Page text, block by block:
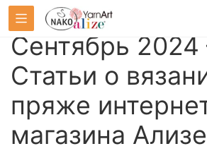
Сентябрь
Статьи о
пряже
магазина Ализе